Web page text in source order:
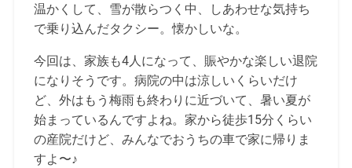
温かくして、雪が散らつく中、しあわせな気持ち
で乗り込んだタクシー。懐かしいな。
今回は、家族も4人になって、賑やかな楽しい退院
になりそうです。病院の中は涼しいくらいだけ
ど、外はもう梅雨も終わりに近づいて、暑い夏が
始まっているんですよね。家から徒歩15分くらい
の産院だけど、みんなでおうちの車で家に帰りま
すよ〜♪